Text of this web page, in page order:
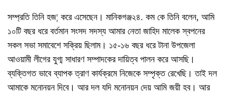
সম্প্রতি তিনি হজ¦ করে এসেছেন। মানিকগঞ্জ২৪. কম কে তিনি বলেন, আমি
১০টি বছর ধরে বর্তমান সংসদ সদস্য আমার নেতা জাহিদ মালেক স্বপনের
সকল সভা সমাবেশে সক্রিয় ছিলাম। ১৫-১৬ বছর ধরে টানা উপজেলা
আওয়ামী লীগের যুগ্ম সাধারণ সম্পাদকের দায়িত্ব পালন করে আসছি।
ব্যক্তিগত ভাবে ব্যাপক ত্রাণ কার্যক্রমে নিজেকে সম্পৃক্ত রেখেছি। তাই দল
আমাকে মনোনয়ন দিবে। আর দল যদি মনোনয়ন দেয় আমি জয়ী হব। আর